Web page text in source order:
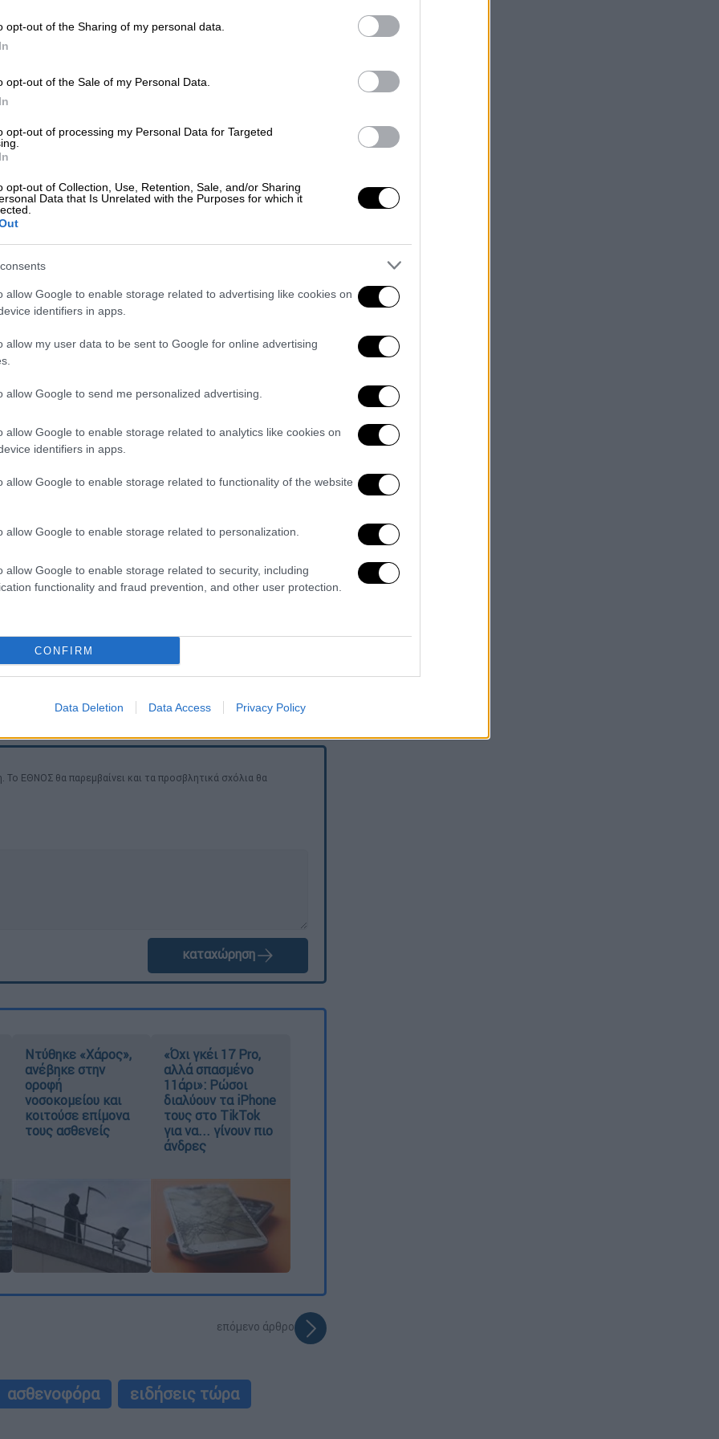
opt-out of the Sharing of my personal data.
opt-out of the Sale of my Personal Data.
opt-out of processing my Personal Data for Targeted
opt-out of Collection, Use, Retention, Sale, and/or Sharing
Data that Is Unrelated with the Purposes for which it
allow Google to enable storage related to advertising like cookies on
identifiers in apps.
allow my user data to be sent to Google for online advertising
allow Google to send me personalized advertising.
allow Google to enable storage related to analytics like cookies on
identifiers in apps.
allow Google to enable storage related to functionality of the website
allow Google to enable storage related to personalization.
allow Google to enable storage related to security, including
functionality and fraud prevention, and other user protection.
CONFIRM
Data Deletion Data Access Privacy Policy
υπάρχουν σήμερα στα
φάκελος ασφαλισμένων - Πώς θα
είτε πληρώματα
άλλωστε γνωστές
ακόμα καισε καρότσες αγροτικών
κοντινότερη μονάδα υγείας, είτε να
Τουρκίαγια να λάβουν υπηρεσίες υγείας.
αυτήν την περίοδο η
προεκλογική περίοδο.
το υπουργείο υγείας, σύμφωνα με
τους διοικητές των ΥΠΕ να
που εργάζεται σήμερα στο ΕΚΑΒ
των κέντρων υγείας.
θα πρέπει να προχωρήσουν σε
γίνεται κάθε χρόνο.
και με σχετική νομοθετική ρύθμισηνα
ασθενοφόρων με μπλοκάκι,
ανάγκες του καλοκαιριού.
το υπουργείο υγείας προς τους
- με βάση τις ίδιες πηγές του
μία βάρδια με πλήρωμα
των περιστατικών.
ΕΘΝΟΣ θα παρεμβαίνει και τα προσβλητικά σχόλια θα
καταχώρηση
Ντύθηκε «Χάρος»,
ανέβηκε στην
οροφή
νοσοκομείου και
κοιτούσε επίμονα
τους ασθενείς
«Όχι γκέι 17 Pro,
αλλά σπασμένο
11άρι»: Ρώσοι
διαλύουν τα iPhone
τους στο TikTok
για να... γίνουν πιο
άνδρες
επόμενο άρθρο
ασθενοφόρα
ειδήσεις τώρα